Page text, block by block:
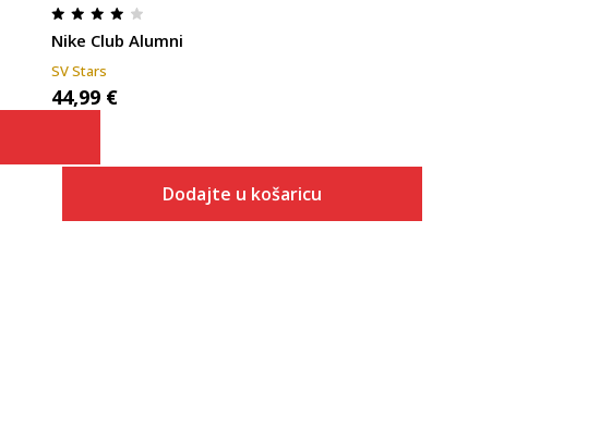
Nike Club Alumni
SV Stars
44,99 €
Dodajte u košaricu